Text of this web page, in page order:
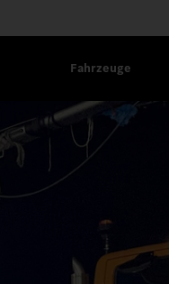
Fahrzeuge